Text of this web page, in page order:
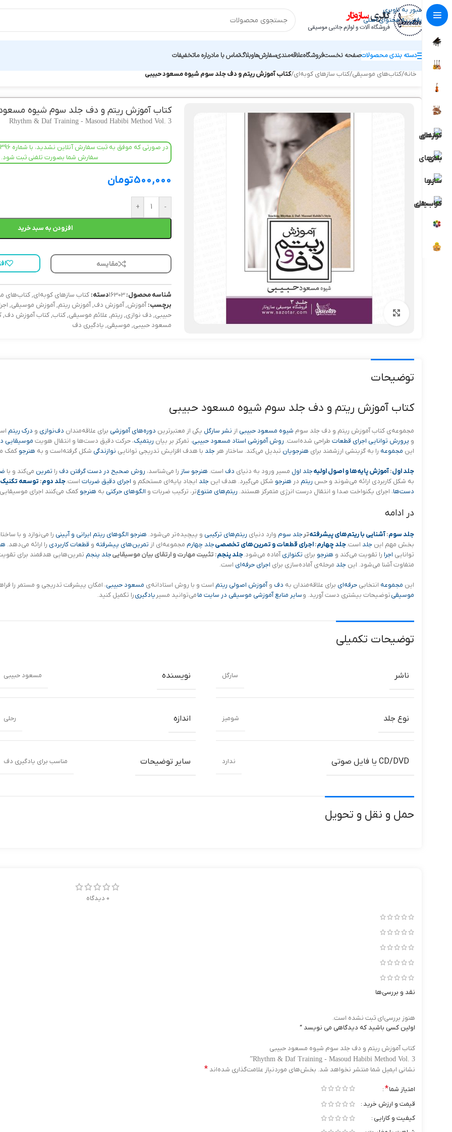
عبور به ناوبری
رفتن به محتوای اصلی
دسته بندی محصولاتصفحه نخستفروشگاهعلاقه‌مندیسفارش‌هاوبلاگتماس با مادرباره ماتخفیفات
خانه/کتاب‌های موسیقی/کتاب سازهای کوبه‌ای/کتاب آموزش ریتم و دف جلد سوم شیوه مسعود حبیبی
کتاب آموزش ریتم و دف جلد سوم شیوه
Rhythm & Daf Training - Masoud Habibi Method Vol. 3
سفارش شما بصورت تلفنی ثبت شود.
500,000تومان
-
+
افزودن به سبد خرید
مقایسه
شناسه محصول:16303دسته: کتاب سازهای کوبه‌ای, کتاب‌های
برچسب: آموزش,آموزش دف,آموزش ریتم,آموزش موسیقی,
حبیبی, دف نوازی, ریتم, علائم موسیقی, کتاب, کتاب آموزش دف,
مسعود حبیبی, موسیقی, یادگیری دف
توضیحات
کتاب آموزش ریتم و دف جلد سوم شیوه مسعود حبیبی
مجموعه‌ی کتاب آموزش ریتم و دف جلد سوم شیوه مسعود حبیبی از نشر سارگل یکی از معتبرترین دوره‌های آموزشی برای علاقه‌مندان دف‌نوازی و درک ریتم
و پرورش توانایی اجرای قطعات طراحی شده‌است. روش آموزشی استاد مسعود حبیبی، تمرکز بر بیان ریتمیک، حرکت دقیق دست‌ها و انتقال هویت موسیقایی
این مجموعه را به گزینشی ارزشمند برای هنرجویان تبدیل می‌کند. ساختار هر جلد با هدف افزایش تدریجی توانایی نوازندگی شکل گرفته‌است و به هنرجو کمک
جلد اول:آموزش پایه‌ها و اصول اولیهجلد اول مسیر ورود به دنیای دف است. هنرجو ساز را می‌شناسد، روش صحیح در دست گرفتن دف را تمرین می‌کند و با
به شکل کاربردی ارائه می‌شوند و حس ریتم در هنرجو شکل می‌گیرد. هدف این جلد ایجاد پایه‌ای مستحکم و اجرای دقیق ضربات است.جلد دوم: توسعه تکنیک
دست‌ها، اجرای یکنواخت صدا و انتقال درست انرژی متمرکز هستند. ریتم‌های متنوع‌تر، ترکیب ضربات و الگوهای حرکتی به هنرجو کمک می‌کنند اجرای
در ادامه
جلد سوم:آشنایی با ریتم‌های پیشرفته‌تر جلد سوم وارد دنیای ریتم‌های ترکیبی و پیچیده‌تر می‌شود. هنرجو الگوهای ریتم ایرانی و آیینی را می‌نوازد و با
بخش مهم این جلد است.جلد چهارم:اجرای قطعات و تمرین‌های تخصصیجلد چهارم مجموعه‌ای از تمرین‌های پیشرفته و قطعات کاربردی را ارائه می‌دهد.
توانایی اجرا را تقویت می‌کند و هنرجو برای تکنوازیآماده می‌شود.جلد پنجم: تثبیت مهارت و ارتقای بیان موسیقاییجلد پنجم تمرین‌هایی هدفمند برای
متفاوت آشنا می‌شود. این جلد مرحله‌ی آماده‌سازی برای اجرای حرفه‌ای است.
این مجموعه انتخابی حرفه‌ای برای علاقه‌مندان به دف وآموزش اصولی ریتم است و با روش استادانه‌ی مسعود حبیبی، امکان پیشرفت تدریجی و مستمر را
موسیقیتوضیحات بیشتری دست آورید. وسایر منابع آموزشی موسیقی در سایت مامی‌توانید مسیر یادگیریرا تکمیل کنید.
توضیحات تکمیلی
ناشر سارگل نویسنده مسعود حبیبی
نوع جلد شومیز اندازه رحلی
CD/DVD یا فایل صوتی ندارد سایر توضیحات مناسب برای یادگیری دف
حمل و نقل و تحویل
0 دیدگاه
نقد و بررسی‌ها
هنوز بررسی‌ای ثبت نشده است.
اولین کسی باشید که دیدگاهی می نویسد “
کتاب آموزش ریتم و دف جلد سوم شیوه مسعود حبیبی
Rhythm & Daf Training - Masoud Habibi Method Vol. 3”
نشانی ایمیل شما منتشر نخواهد شد. بخش‌های موردنیاز علامت‌گذاری شده‌اند *
امتیاز شما*
قیمت و ارزش خرید
کیفیت و کارایی